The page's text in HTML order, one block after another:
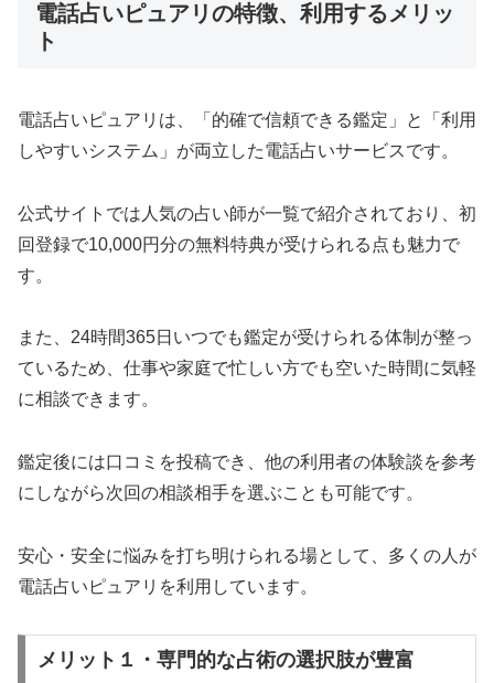
電話占いピュアリの特徴、利用するメリッ
ト
電話占いピュアリは、「的確で信頼できる鑑定」と「利用
しやすいシステム」が両立した電話占いサービスです。
公式サイトでは人気の占い師が一覧で紹介されており、初
回登録で10,000円分の無料特典が受けられる点も魅力で
す。
また、24時間365日いつでも鑑定が受けられる体制が整っ
ているため、仕事や家庭で忙しい方でも空いた時間に気軽
に相談できます。
鑑定後には口コミを投稿でき、他の利用者の体験談を参考
にしながら次回の相談相手を選ぶことも可能です。
安心・安全に悩みを打ち明けられる場として、多くの人が
電話占いピュアリを利用しています。
メリット１・専門的な占術の選択肢が豊富